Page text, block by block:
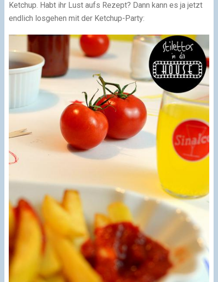
Ketchup. Habt ihr Lust aufs Rezept? Dann kann es ja jetzt
endlich losgehen mit der Ketchup-Party: